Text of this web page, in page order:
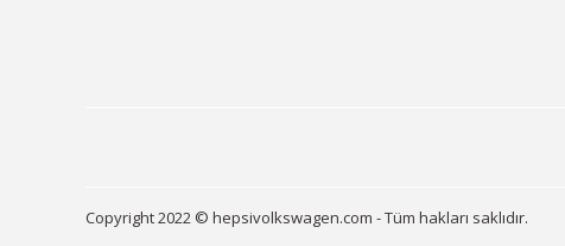
Copyright 2022 © hepsivolkswagen.com - Tüm hakları saklıdır.